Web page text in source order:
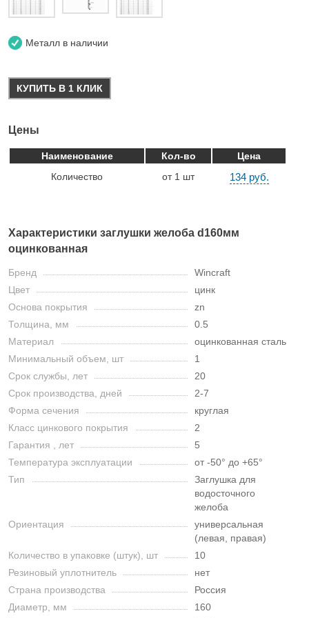
Металл в наличии
КУПИТЬ В 1 КЛИК
Цены
Наименование Кол-во
Цена
Количество
от 1 шт 134 руб.
Характеристики заглушки желоба d160мм
оцинкованная
Бренд
Wincraft
Цвет
цинк
Основа покрытия
zn
Толщина, мм
0.5
Материал
оцинкованная сталь
Минимальный объем, шт
1
Срок службы, лет
20
Срок производства, дней
2-7
Форма сечения
круглая
Класс цинкового покрытия
2
Гарантия , лет
5
Температура эксплуатации
от -50° до +65°
Тип
Заглушка для
водосточного
желоба
Ориентация
универсальная
(левая, правая)
Количество в упаковке (штук), шт
10
Резиновый уплотнитель
нет
Страна производства
Россия
Диаметр, мм
160